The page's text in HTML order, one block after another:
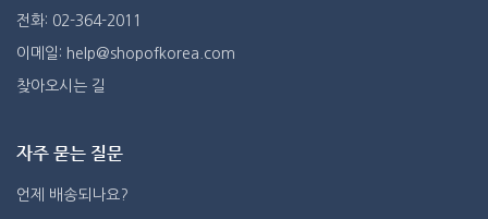
전화: 02-364-2011
이메일: help@shopofkorea.com
찾아오시는 길
자주 묻는 질문
언제 배송되나요?